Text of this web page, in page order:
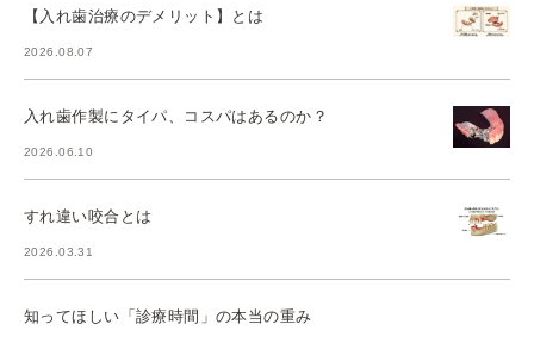
【入れ歯治療のデメリット】とは
2026.08.07
入れ歯作製にタイパ、コスパはあるのか？
2026.06.10
すれ違い咬合とは
2026.03.31
知ってほしい「診療時間」の本当の重み